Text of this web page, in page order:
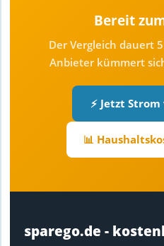
Bereit
Der Vergleich dauert
Anbieter kümmert
⚡ Jetzt
📊
sparego.de -